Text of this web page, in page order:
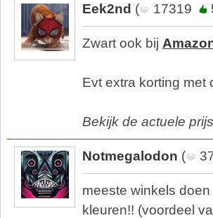
Eek2nd ( 17319
Zwart ook bij
Evt extra korting met
Bekijk de actuele
Notmegalodon (
meeste winkels
kleuren!! (voordeel